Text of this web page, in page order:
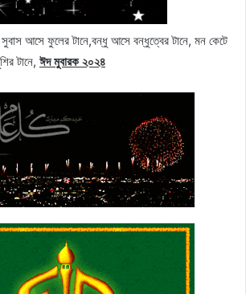
আসে ফুলের টানে,বন্ধু আসে বন্ধুত্বের টানে, মন কেটে
টানে, ঈদ মুবারক ২০২৪